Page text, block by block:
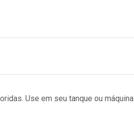
Use em seu tanque ou máquina